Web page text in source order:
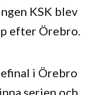
KSK blev
efter Örebro.
i Örebro
serien och